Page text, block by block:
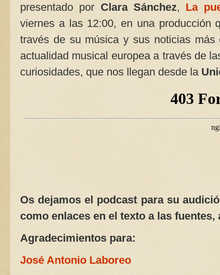
presentado por Clara Sánchez, La
viernes a las 12:00, en una producción
través de su música y sus noticias
actualidad musical europea a través de
curiosidades, que nos llegan desde la
Os dejamos el podcast para su
como enlaces en el texto a las
Agradecimientos para:
José Antonio Laboreo